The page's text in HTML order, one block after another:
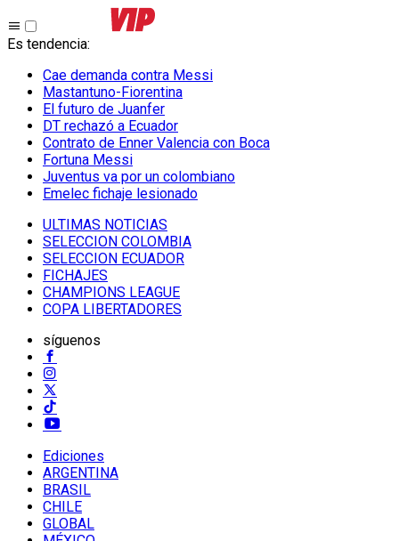
Es tendencia:
Cae demanda contra Messi
Mastantuno-Fiorentina
El futuro de Juanfer
DT rechazó a Ecuador
Contrato de Enner Valencia con Boca
Fortuna Messi
Juventus va por un colombiano
Emelec fichaje lesionado
ULTIMAS NOTICIAS
SELECCION COLOMBIA
SELECCION ECUADOR
FICHAJES
CHAMPIONS LEAGUE
COPA LIBERTADORES
síguenos
Ediciones
ARGENTINA
BRASIL
CHILE
GLOBAL